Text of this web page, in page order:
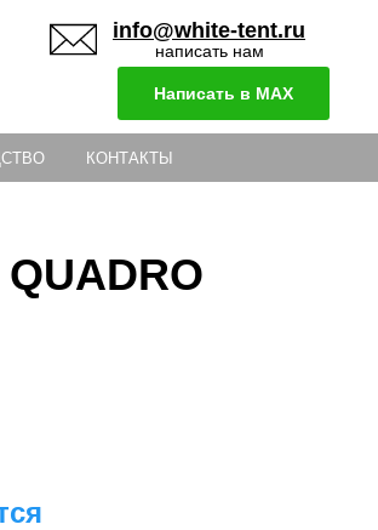
info@white-tent.ru
написать нам
Написать в MAX
КОНТАКТЫ